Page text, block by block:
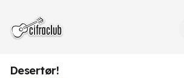
Desertør!